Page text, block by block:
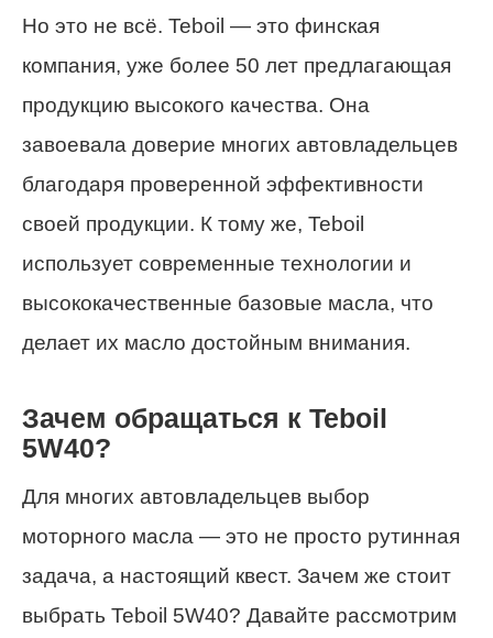
Но это не всё. Teboil — это финская
компания, уже более 50 лет предлагающая
продукцию высокого качества. Она
завоевала доверие многих автовладельцев
благодаря проверенной эффективности
своей продукции. К тому же, Teboil
использует современные технологии и
высококачественные базовые масла, что
делает их масло достойным внимания.
Зачем обращаться к Teboil
5W40?
Для многих автовладельцев выбор
моторного масла — это не просто рутинная
задача, а настоящий квест. Зачем же стоит
выбрать Teboil 5W40? Давайте рассмотрим